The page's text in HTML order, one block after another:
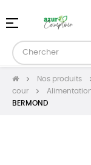
Basculer
navigation
☰
Nos produits
cour
BERMOND